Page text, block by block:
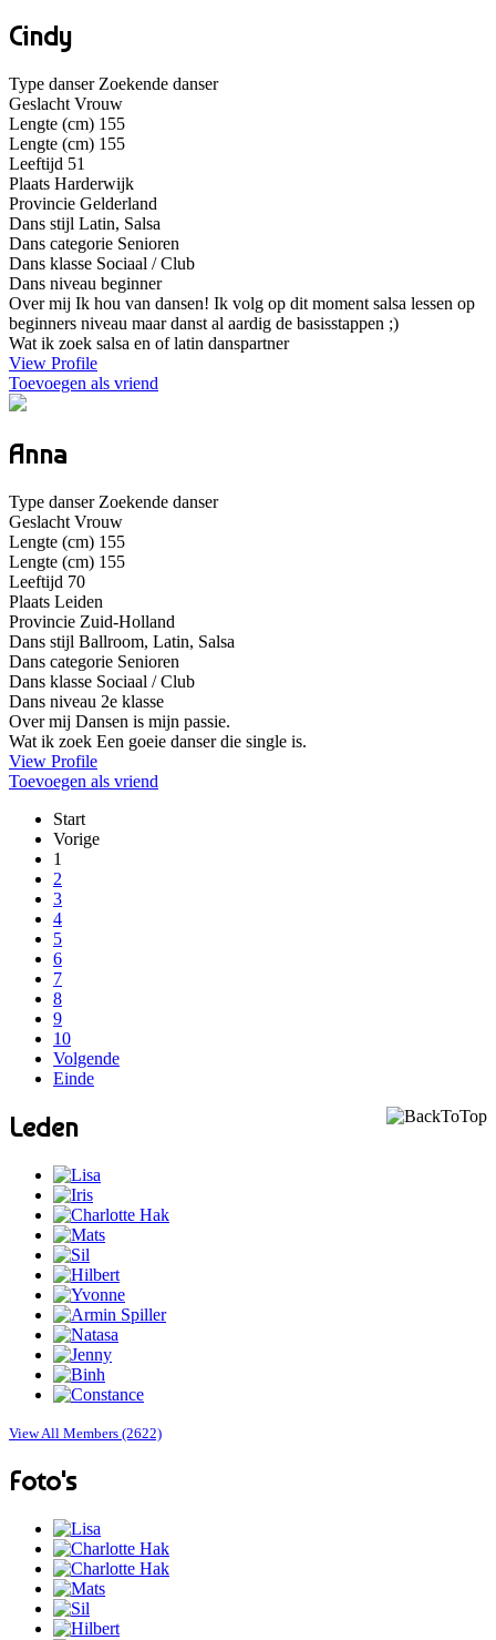
Cindy
Type danser Zoekende danser
Geslacht Vrouw
Lengte (cm) 155
Lengte (cm) 155
Leeftijd 51
Plaats Harderwijk
Provincie Gelderland
Dans stijl Latin, Salsa
Dans categorie Senioren
Dans klasse Sociaal / Club
Dans niveau beginner
Over mij Ik hou van dansen! Ik volg op dit moment salsa lessen op
beginners niveau maar danst al aardig de basisstappen ;)
Wat ik zoek salsa en of latin danspartner
View Profile
Toevoegen als vriend
Anna
Type danser Zoekende danser
Geslacht Vrouw
Lengte (cm) 155
Lengte (cm) 155
Leeftijd 70
Plaats Leiden
Provincie Zuid-Holland
Dans stijl Ballroom, Latin, Salsa
Dans categorie Senioren
Dans klasse Sociaal / Club
Dans niveau 2e klasse
Over mij Dansen is mijn passie.
Wat ik zoek Een goeie danser die single is.
View Profile
Toevoegen als vriend
Start
Vorige
1
2
3
4
5
6
7
8
9
10
Volgende
Einde
Leden
View All Members (2622)
Foto's